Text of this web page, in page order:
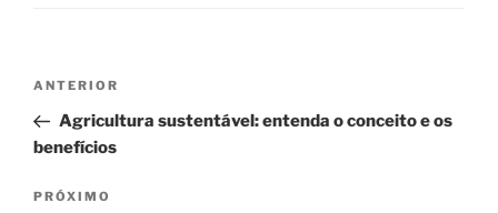
Navegação
Post
Post
anterior
ANTERIOR
Agricultura sustentável: entenda o conceito e os
benefícios
Próximo
PRÓXIMO